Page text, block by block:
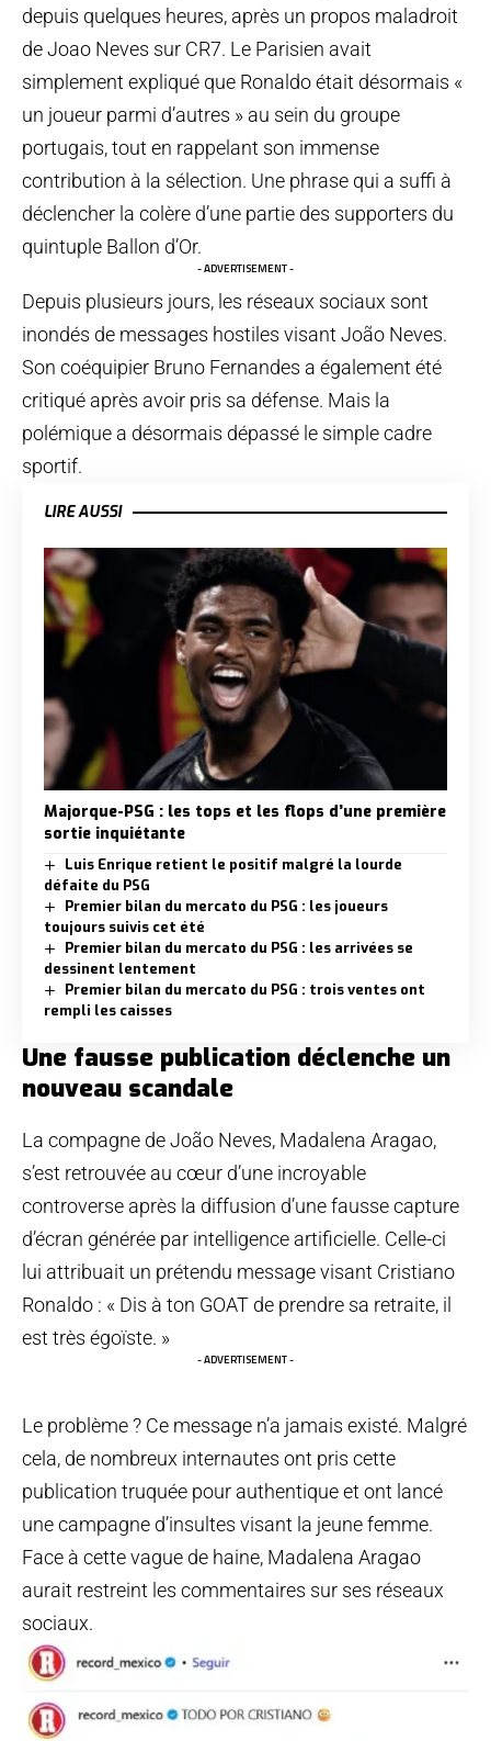
depuis quelques heures, après un propos maladroit
de Joao Neves sur CR7. Le Parisien avait
simplement expliqué que Ronaldo était désormais «
un joueur parmi d’autres » au sein du groupe
portugais, tout en rappelant son immense
contribution à la sélection. Une phrase qui a suffi à
déclencher la colère d’une partie des supporters du
quintuple Ballon d’Or.
- ADVERTISEMENT -
Depuis plusieurs jours, les réseaux sociaux sont
inondés de messages hostiles visant João Neves.
Son coéquipier Bruno Fernandes a également été
critiqué après avoir pris sa défense. Mais la
polémique a désormais dépassé le simple cadre
sportif.
LIRE AUSSI
Majorque-PSG : les tops et les flops d’une première
sortie inquiétante
Luis Enrique retient le positif malgré la lourde
défaite du PSG
Premier bilan du mercato du PSG : les joueurs
toujours suivis cet été
Premier bilan du mercato du PSG : les arrivées se
dessinent lentement
Premier bilan du mercato du PSG : trois ventes ont
rempli les caisses
Une fausse publication déclenche un
nouveau scandale
La compagne de João Neves, Madalena Aragao,
s’est retrouvée au cœur d’une incroyable
controverse après la diffusion d’une fausse capture
d’écran générée par intelligence artificielle. Celle-ci
lui attribuait un prétendu message visant Cristiano
Ronaldo : « Dis à ton GOAT de prendre sa retraite, il
est très égoïste. »
- ADVERTISEMENT -
Le problème ? Ce message n’a jamais existé. Malgré
cela, de nombreux internautes ont pris cette
publication truquée pour authentique et ont lancé
une campagne d’insultes visant la jeune femme.
Face à cette vague de haine, Madalena Aragao
aurait restreint les commentaires sur ses réseaux
sociaux.